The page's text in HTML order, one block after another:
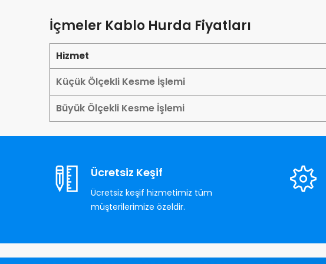
İçmeler Kablo Hurda Fiyatları
Hizmet
Küçük Ölçekli Kesme İşlemi
Büyük Ölçekli Kesme İşlemi
Ücretsiz Keşif
Ücretsiz keşif hizmetimiz tüm
müşterilerimize özeldir.